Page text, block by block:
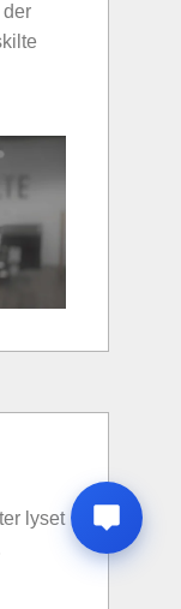
der
lyset